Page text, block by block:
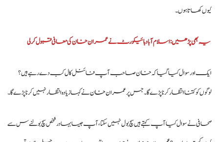
کیوں کھاتا ہوں۔
یہ بھی پڑھیں: اسلام آباد ہائیکورٹ نے عمران خان کی معافی قبول کرلی
ایک اور سوال کیا گیا کہ خان صاحب آپ فائنل کال کب دے رہے ہیں ؟
لوگوں کو کتنا انتظار کرنا پڑے گا۔ جس پرعمران خاننے کہا زیادہ انتظار نہیں کرنا پڑے گا۔
صحافی نے سوال کیا آپ کہتے ہیں سچ بول نہیں سکتا ، آپ جیسا بہادر شخص سچ بولنےس سے